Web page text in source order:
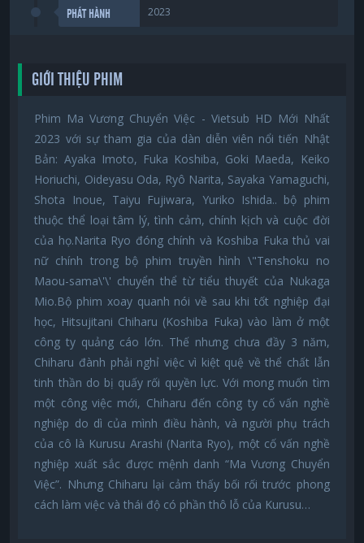
PHÁT HÀNH 2023
GIỚI THIỆU PHIM
Phim Ma Vương Chuyển Việc - Vietsub HD Mới Nhất
2023 với sự tham gia của dàn diễn viên nổi tiến Nhật
Bản: Ayaka Imoto, Fuka Koshiba, Goki Maeda, Keiko
Horiuchi, Oideyasu Oda, Ryô Narita, Sayaka Yamaguchi,
Shota Inoue, Taiyu Fujiwara, Yuriko Ishida.. bộ phim
thuộc thể loại tâm lý, tình cảm, chính kịch và cuộc đời
của họ.Narita Ryo đóng chính và Koshiba Fuka thủ vai
nữ chính trong bộ phim truyền hình \"Tenshoku no
Maou-sama\'\' chuyển thể từ tiểu thuyết của Nukaga
Mio.Bộ phim xoay quanh nói về sau khi tốt nghiệp đại
học, Hitsujitani Chiharu (Koshiba Fuka) vào làm ở một
công ty quảng cáo lớn. Thế nhưng chưa đầy 3 năm,
Chiharu đành phải nghỉ việc vì kiệt quệ về thể chất lẫn
tinh thần do bị quấy rối quyền lực. Với mong muốn tìm
một công việc mới, Chiharu đến công ty cố vấn nghề
nghiệp do dì của mình điều hành, và người phụ trách
của cô là Kurusu Arashi (Narita Ryo), một cố vấn nghề
nghiệp xuất sắc được mệnh danh “Ma Vương Chuyển
Việc”. Nhưng Chiharu lại cảm thấy bối rối trước phong
cách làm việc và thái độ có phần thô lỗ của Kurusu…